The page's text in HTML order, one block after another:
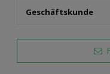
Geschäftskunde